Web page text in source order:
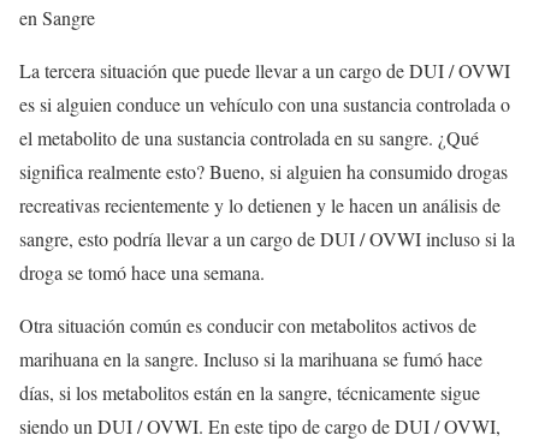
en Sangre
La tercera situación que puede llevar a un cargo de DUI / OVWI
es si alguien conduce un vehículo con una sustancia controlada o
el metabolito de una sustancia controlada en su sangre. ¿Qué
significa realmente esto? Bueno, si alguien ha consumido drogas
recreativas recientemente y lo detienen y le hacen un análisis de
sangre, esto podría llevar a un cargo de DUI / OVWI incluso si la
droga se tomó hace una semana.
Otra situación común es conducir con metabolitos activos de
marihuana en la sangre. Incluso si la marihuana se fumó hace
días, si los metabolitos están en la sangre, técnicamente sigue
siendo un DUI / OVWI. En este tipo de cargo de DUI / OVWI,